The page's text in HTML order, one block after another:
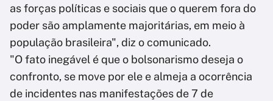
as forças políticas e sociais que o querem fora do
poder são amplamente majoritárias, em meio à
população brasileira", diz o comunicado.
"O fato inegável é que o bolsonarismo deseja o
confronto, se move por ele e almeja a ocorrência
de incidentes nas manifestações de 7 de